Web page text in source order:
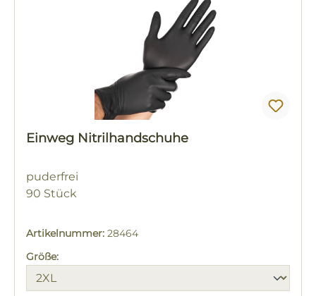
Einweg Nitrilhandschuhe
puderfrei
90 Stück
Artikelnummer: 28464
Größe: